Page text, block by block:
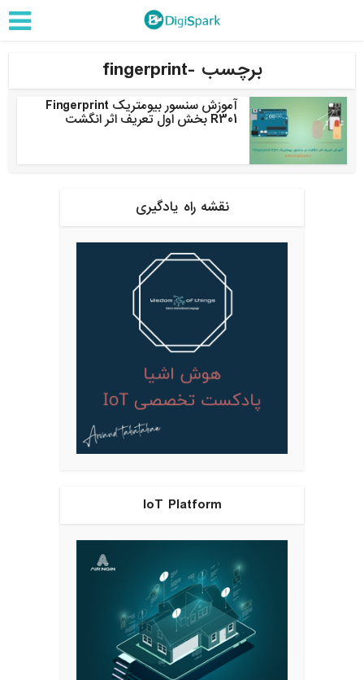
برچسب -fingerprint
آموزش سنسور بیومتریک Fingerprint
R301 بخش اول تعریف اثر انگشت
نقشه راه یادگیری
IoT Platform